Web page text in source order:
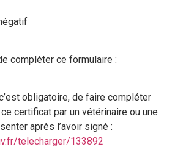
compléter ce formulaire :
obligatoire, de faire compléter
certificat par un vétérinaire ou une
après l’avoir signé :
telecharger/133892